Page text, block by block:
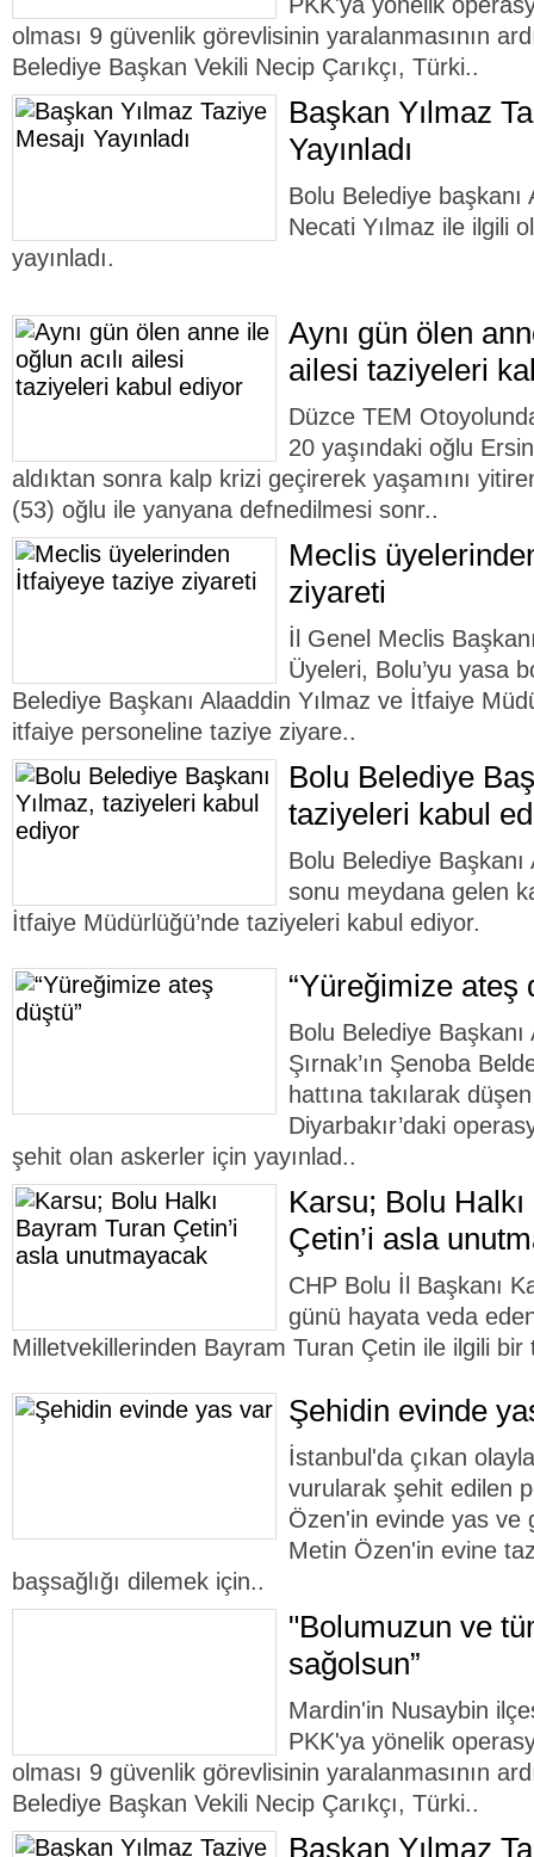
olması 9 güvenlik görevlisinin yaralanmasının
Belediye Başkan Vekili Necip Çarıkçı, Türki..
Başkan Yılmaz
Yayınladı
Bolu Belediye başkanı
Necati Yılmaz ile ilgili
yayınladı.
Aynı gün ölen
ailesi taziyeleri
Düzce TEM
20 yaşındaki oğlu Ersin
aldıktan sonra kalp krizi geçirerek yaşamını
(53) oğlu ile yanyana defnedilmesi sonr..
Meclis
ziyareti
İl Genel Meclis
Üyeleri, Bolu’yu yasa
Belediye Başkanı Alaaddin Yılmaz ve İtfaiye
itfaiye personeline taziye ziyare..
Bolu Belediye
taziyeleri kabul
Bolu Belediye
sonu meydana gelen
İtfaiye Müdürlüğü’nde taziyeleri kabul ediyor.
“Yüreğimize ateş
Bolu Belediye Başkanı
Şırnak’ın Şenoba
hattına takılarak
Diyarbakır’daki
şehit olan askerler için yayınlad..
Karsu; Bolu
Çetin’i asla
CHP Bolu İl Başkanı
günü hayata veda
Milletvekillerinden Bayram Turan Çetin ile ilgili bir
Şehidin evinde
İstanbul'da çıkan
vurularak şehit edilen
Özen'in evinde yas ve
Metin Özen'in evine
başsağlığı dilemek için..
"Bolumuzun ve
sağolsun”
Mardin'in Nusaybin
PKK'ya yönelik
olması 9 güvenlik görevlisinin yaralanmasının
Belediye Başkan Vekili Necip Çarıkçı, Türki..
Başkan Yılmaz